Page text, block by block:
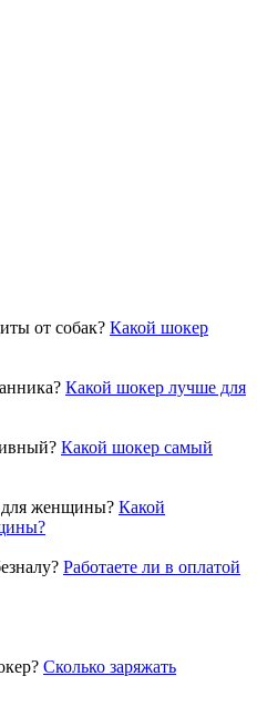
Какой шокер
Какой шокер лучше для
Какой шокер самый
Какой
Работаете ли в оплатой
Cколько заряжать